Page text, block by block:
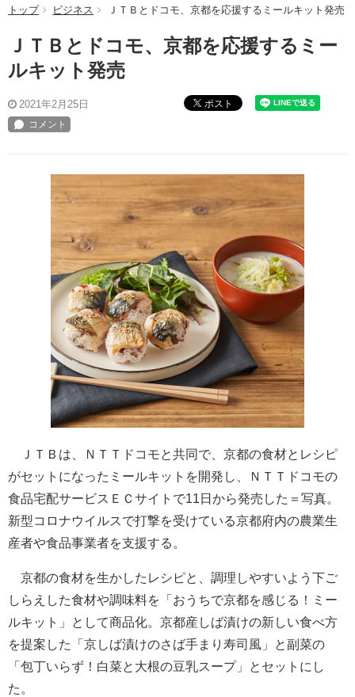
トップ ビジネス ＪＴＢとドコモ、京都を応援するミールキット発売
ＪＴＢとドコモ、京都を応援するミー
ルキット発売
2021年2月25日 ポスト
ＪＴＢは、ＮＴＴドコモと共同で、京都の食材とレシピ
がセットになったミールキットを開発し、ＮＴＴドコモの
食品宅配サービスＥＣサイトで11日から発売した＝写真。
新型コロナウイルスで打撃を受けている京都府内の農業生
産者や食品事業者を支援する。
京都の食材を生かしたレシピと、調理しやすいよう下ご
しらえした食材や調味料を「おうちで京都を感じる！ミー
ルキット」として商品化。京都産しば漬けの新しい食べ方
を提案した「京しば漬けのさば手まり寿司風」と副菜の
「包丁いらず！白菜と大根の豆乳スープ」とセットにし
た。